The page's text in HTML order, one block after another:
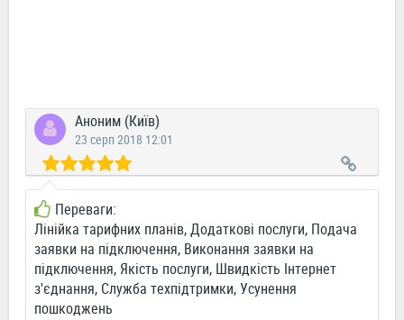
Аноним (Київ)
23 серп 2018 12:01
Переваги:
Лінійка тарифних планів, Додаткові послуги, Подача
заявки на підключення, Виконання заявки на
підключення, Якість послуги, Швидкість Інтернет
з'єднання, Служба техпідтримки, Усунення
пошкоджень